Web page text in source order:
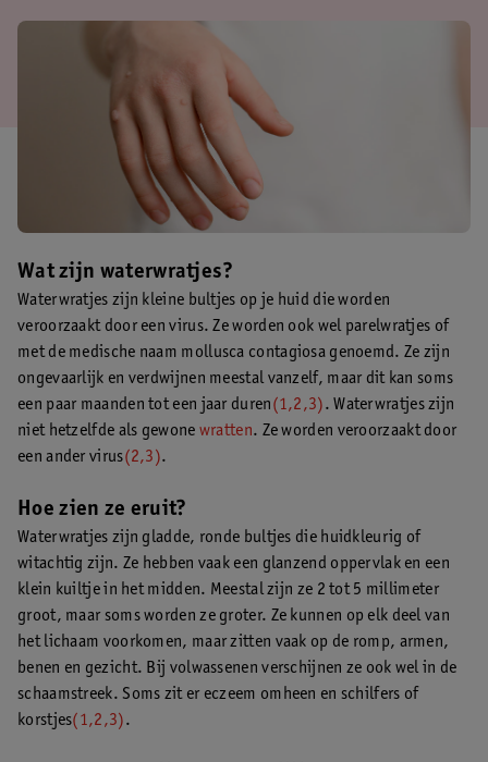
Wat zijn waterwratjes?
Waterwratjes zijn kleine bultjes op je huid die worden
veroorzaakt door een virus. Ze worden ook wel parelwratjes of
met de medische naam mollusca contagiosa genoemd. Ze zijn
ongevaarlijk en verdwijnen meestal vanzelf, maar dit kan soms
een paar maanden tot een jaar duren(1,2,3). Waterwratjes zijn
niet hetzelfde als gewone wratten. Ze worden veroorzaakt door
een ander virus(2,3).
Hoe zien ze eruit?
Waterwratjes zijn gladde, ronde bultjes die huidkleurig of
witachtig zijn. Ze hebben vaak een glanzend oppervlak en een
klein kuiltje in het midden. Meestal zijn ze 2 tot 5 millimeter
groot, maar soms worden ze groter. Ze kunnen op elk deel van
het lichaam voorkomen, maar zitten vaak op de romp, armen,
benen en gezicht. Bij volwassenen verschijnen ze ook wel in de
schaamstreek. Soms zit er eczeem omheen en schilfers of
korstjes(1,2,3).